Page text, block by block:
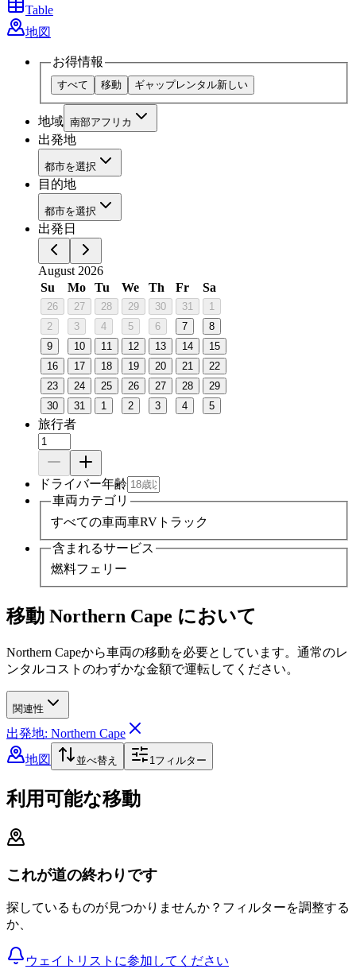
Table
地図
お得情報
すべて 移動 ギャップレンタル新しい
地域 南部アフリカ
出発地
都市を選択
目的地
都市を選択
出発日
August 2026
Su
Mo Tu We Th Fr Sa
26 27 28 29 30 31
1
2
3 4 5 6 7
8
9
10 11 12 13 14
15
16
17 18 19 20 21
22
23
24 25 26 27 28
29
30
31 1 2 3 4 5
旅行者
ドライバー年齢
車両カテゴリ
すべての車両車RV トラック
含まれるサービス
燃料フェリー
移動 Northern Cape において
Northern Capeから車両の移動を必要としています。通常のレ
ンタルコストのわずかな金額で運転してください。
関連性
出発地: Northern Cape
地図
並べ替え 1フィルター
利用可能な移動
これが道の終わりです
探しているものが見つかりませんか？フィルターを調整する
か、
ウェイトリストに参加してください